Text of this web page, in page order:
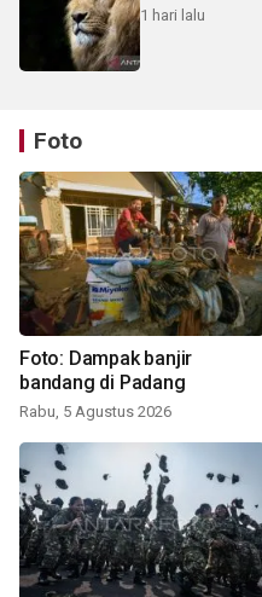
1 hari lalu
Foto
Foto: Dampak banjir
bandang di Padang
Rabu, 5 Agustus 2026